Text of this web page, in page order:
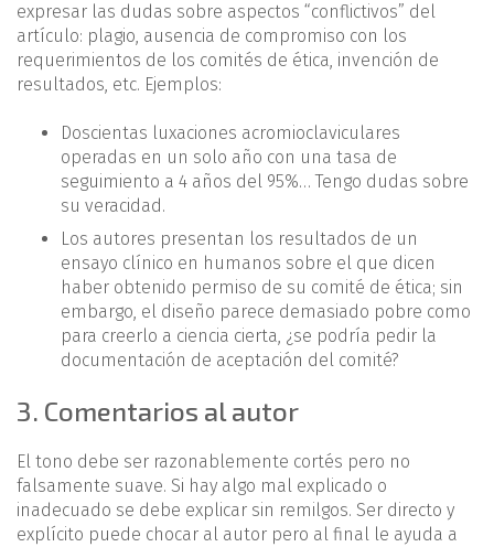
expresar las dudas sobre aspectos “conflictivos” del
artículo: plagio, ausencia de compromiso con los
requerimientos de los comités de ética, invención de
resultados, etc. Ejemplos:
Doscientas luxaciones acromioclaviculares
operadas en un solo año con una tasa de
seguimiento a 4 años del 95%… Tengo dudas sobre
su veracidad.
Los autores presentan los resultados de un
ensayo clínico en humanos sobre el que dicen
haber obtenido permiso de su comité de ética; sin
embargo, el diseño parece demasiado pobre como
para creerlo a ciencia cierta, ¿se podría pedir la
documentación de aceptación del comité?
3. Comentarios al autor
El tono debe ser razonablemente cortés pero no
falsamente suave. Si hay algo mal explicado o
inadecuado se debe explicar sin remilgos. Ser directo y
explícito puede chocar al autor pero al final le ayuda a